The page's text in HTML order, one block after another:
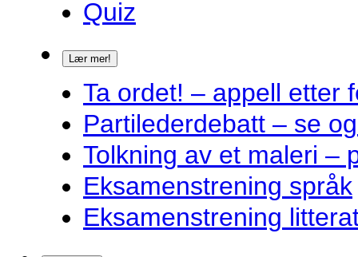
Quiz
Lær mer!
Ta ordet! – appell etter
Partilederdebatt – se
Tolkning av et maleri –
Eksamenstrening språk
Eksamenstrening